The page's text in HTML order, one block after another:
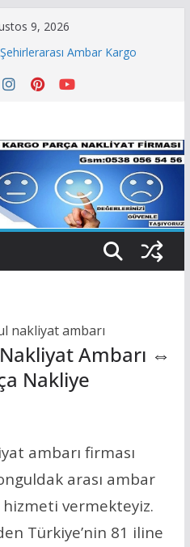
9, 2026
Şehirlerarası Ambar
Ambar Kargo
Şehirlerarası Ambar
Şehirlerarası Ambar Kargo
Ambarı ⇔
Nakliye
ambarı firması
arası ambar
hizmeti vermekteyiz.
Türkiye’nin 81 iline